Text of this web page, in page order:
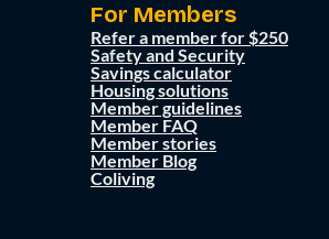
For Members
Refer a member for $250
Safety and Security
Savings calculator
Housing solutions
Member guidelines
Member FAQ
Member stories
Member Blog
Coliving